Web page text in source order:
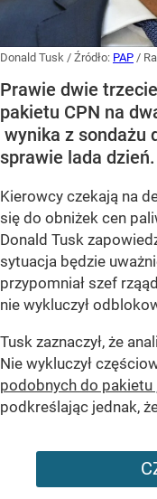
Donald Tusk / Źródło: PAP /
Prawie dwie
pakietu CPN na
wynika z sondażu
sprawie lada dzień.
Kierowcy czekają na
się do obniżek cen
Donald Tusk
sytuacja będzie
przypomniał szef
nie wykluczył
Tusk zaznaczył, że
Nie wykluczył
podobnych do pakietu
podkreślając jednak,